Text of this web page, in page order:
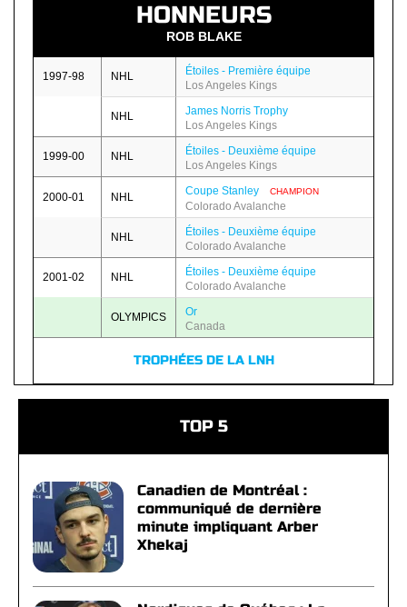
HONNEURS
ROB BLAKE
1997-98 NHL
Étoiles - Première équipe
Los Angeles Kings
NHL
James Norris Trophy
Los Angeles Kings
1999-00 NHL
Étoiles - Deuxième équipe
Los Angeles Kings
2000-01 NHL Coupe Stanley CHAMPION
Colorado Avalanche
NHL
Étoiles - Deuxième équipe
Colorado Avalanche
2001-02 NHL
Étoiles - Deuxième équipe
Colorado Avalanche
OLYMPICS
Or
Canada
TROPHÉES DE LA LNH
TOP 5
Canadien de Montréal :
communiqué de dernière
minute impliquant Arber
Xhekaj